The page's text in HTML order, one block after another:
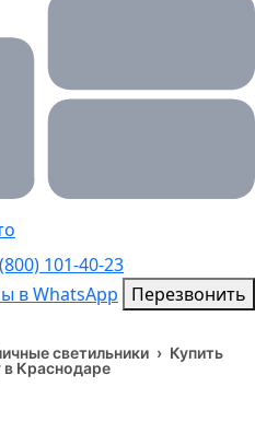
101-40-23
в WhatsApp
Мы в WhatsApp
Перезвонить
светильники › Купить
в Краснодаре